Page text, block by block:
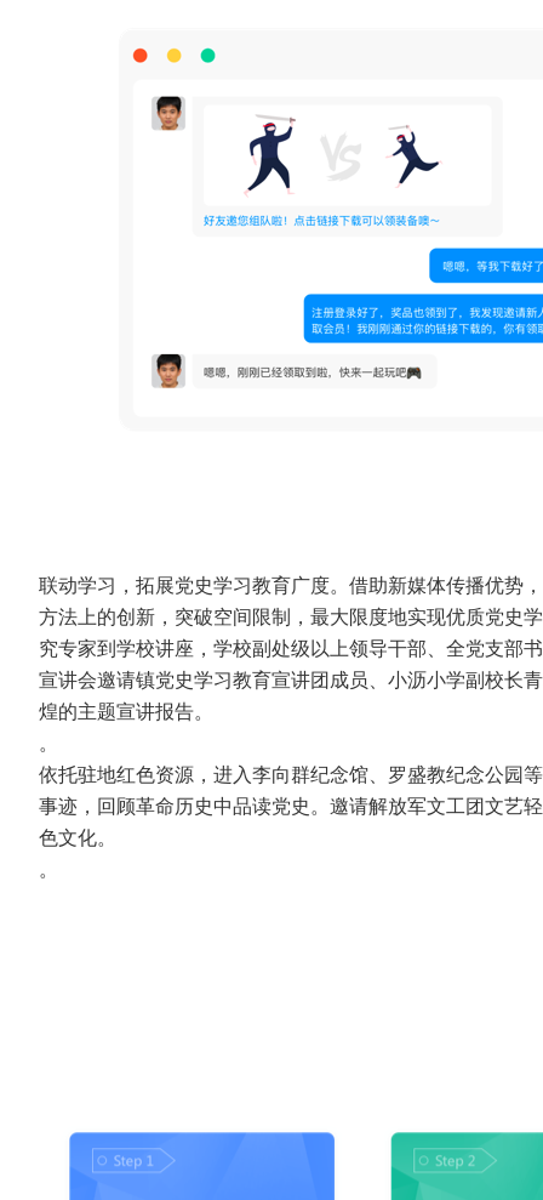
联动学习，拓展党史学习教育广度。借助新媒体传播优势
方法上的创新，突破空间限制，最大限度地实现优质党史
究专家到学校讲座，学校副处级以上领导干部、全党支部
宣讲会邀请镇党史学习教育宣讲团成员、小沥小学副校
煌的主题宣讲报告。
。
依托驻地红色资源，进入李向群纪念馆、罗盛教纪念公园
事迹，回顾革命历史中品读党史。邀请解放军文工团文艺
色文化。
。